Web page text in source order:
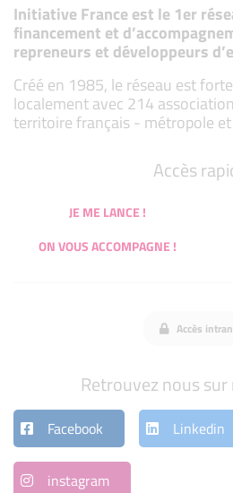
Initiative France est le 1er
financement et
repreneurs et développeurs
Créé en 1985, le réseau est
localement avec 214
territoire français - métropole
Accès
JE ME LANCE !
ON VOUS ACCOMPAGNE !
Accès
Retrouvez nous
Facebook Linkedin
instagram